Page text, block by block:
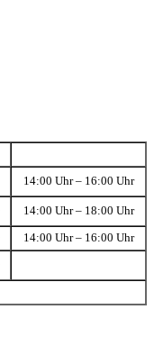
14:00 Uhr – 16:00 Uhr
14:00 Uhr – 18:00 Uhr
14:00 Uhr – 16:00 Uhr